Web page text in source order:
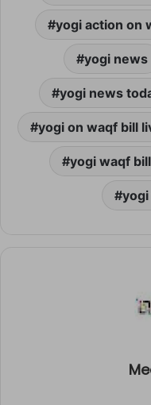
yogi action on
yogi news
yogi news
yogi on waqf bill
yogi waqf bill